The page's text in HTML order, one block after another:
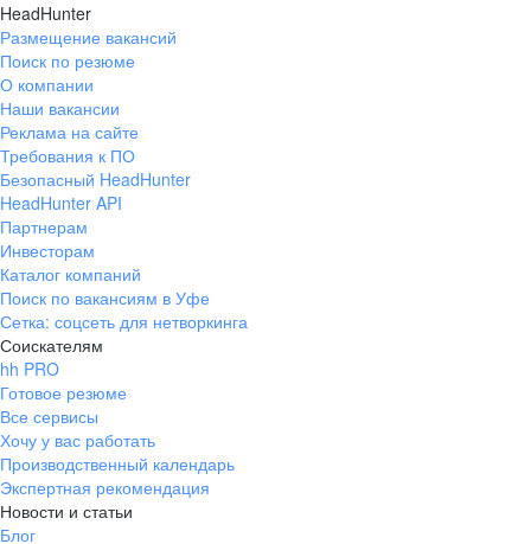
HeadHunter
Размещение вакансий
Поиск по резюме
О компании
Наши вакансии
Реклама на сайте
Требования к ПО
Безопасный HeadHunter
HeadHunter API
Партнерам
Инвесторам
Каталог компаний
Поиск по вакансиям в Уфе
Сетка: соцсеть для нетворкинга
Соискателям
hh PRO
Готовое резюме
Все сервисы
Хочу у вас работать
Производственный календарь
Экспертная рекомендация
Новости и статьи
Блог